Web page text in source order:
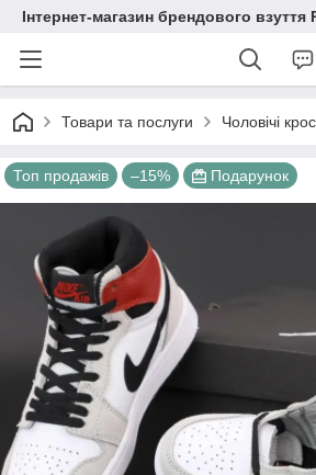
Інтернет-магазин брендового взуття
Товари та послуги Чоловічі
Топ продажів –15% Подарунок